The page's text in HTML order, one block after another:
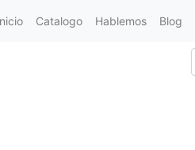
Catalogo Hablemos Blog